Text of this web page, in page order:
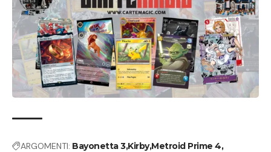
ARGOMENTI: Bayonetta 3KirbyMetroid Prime 4